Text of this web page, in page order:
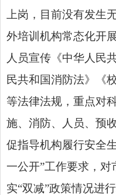
上岗，目前没有发生
外培训机构常态化开
人员宣传《中华人民
民共和国消防法》《
等法律法规，重点对
施、消防、人员、预
促指导机构履行安全
一公开”工作要求，对
实“双减”政策情况进